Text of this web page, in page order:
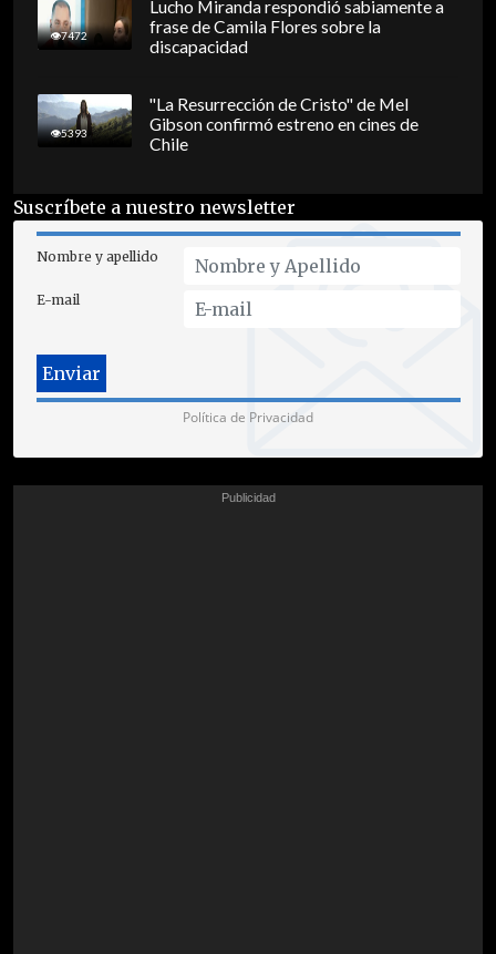
7472
Lucho Miranda respondió sabiamente a
frase de Camila Flores sobre la
discapacidad
5393
"La Resurrección de Cristo" de Mel
Gibson confirmó estreno en cines de
Chile
Suscríbete a nuestro newsletter
Nombre y apellido
E-mail
Política de Privacidad